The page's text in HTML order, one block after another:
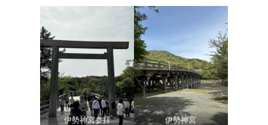
伊勢神宮参拝 伊勢神宮